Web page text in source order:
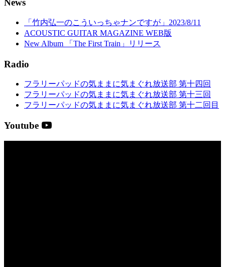
News
「竹内弘一のこういっちゃナンですが」2023/8/11
ACOUSTIC GUITAR MAGAZINE WEB版
New Album 「The First Train」リリース
Radio
フラリーパッドの気ままに気まぐれ放送部 第十四回
フラリーパッドの気ままに気まぐれ放送部 第十三回
フラリーパッドの気ままに気まぐれ放送部 第十二回目
Youtube